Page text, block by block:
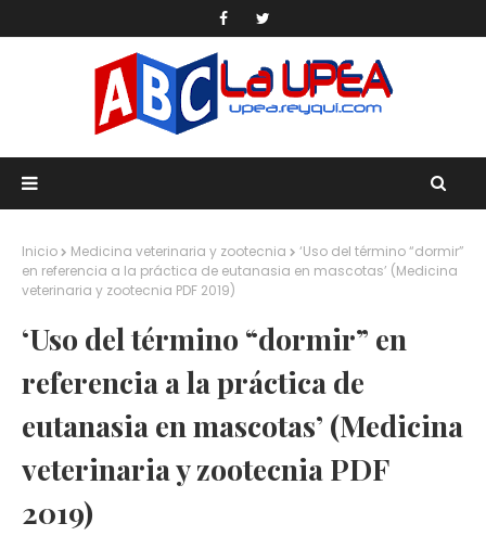
Inicio Medicina veterinaria y zootecnia
‘Uso del término “dormir”
en referencia a la práctica de eutanasia en mascotas’ (Medicina
veterinaria y zootecnia PDF 2019)
‘Uso del término “dormir” en
referencia a la práctica de
eutanasia en mascotas’ (Medicina
veterinaria y zootecnia PDF
2019)